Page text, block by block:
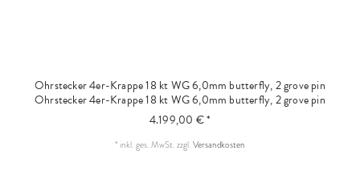
Ohrstecker 4er-Krappe 18 kt WG 6,0mm butterfly, 2 grove pin
Ohrstecker 4er-Krappe 18 kt WG 6,0mm butterfly, 2 grove pin
4.199,00 € *
* inkl. ges. MwSt.zzgl.Versandkosten